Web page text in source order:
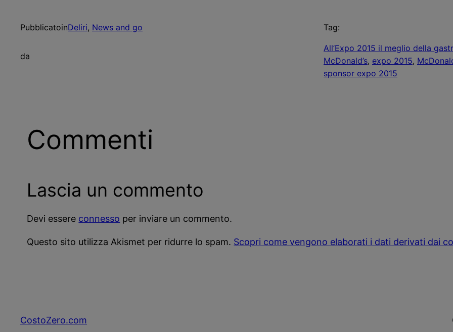
PubblicatoinDeliri, News and go
da
Tag:
All’Expo 2015 il meglio della
McDonald’s, expo 2015,
sponsor expo 2015
Commenti
Lascia un commento
Devi essere connesso per inviare un commento.
Questo sito utilizza Akismet per ridurre lo spam. Scopri come vengono elaborati i dati derivati dai
CostoZero.com